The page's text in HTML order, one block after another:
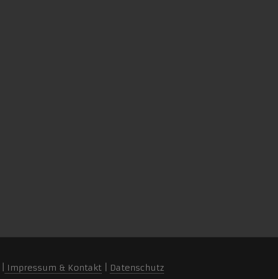
Impressum & Kontakt Datenschutz